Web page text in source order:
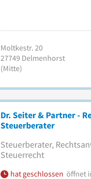
Moltkestr. 20
27749 Delmenhorst
(Mitte)
Dr. Seiter & Partner -
Steuerberater
Steuerberater,
Steuerrecht
hat geschlossen öffnet